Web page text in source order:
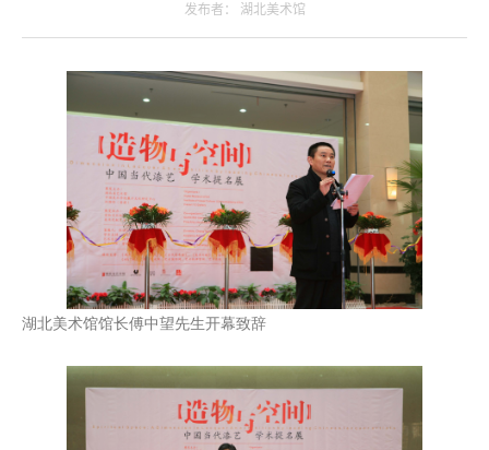
发布者： 湖北美术馆
湖北美术馆馆长傅中望先生开幕致辞